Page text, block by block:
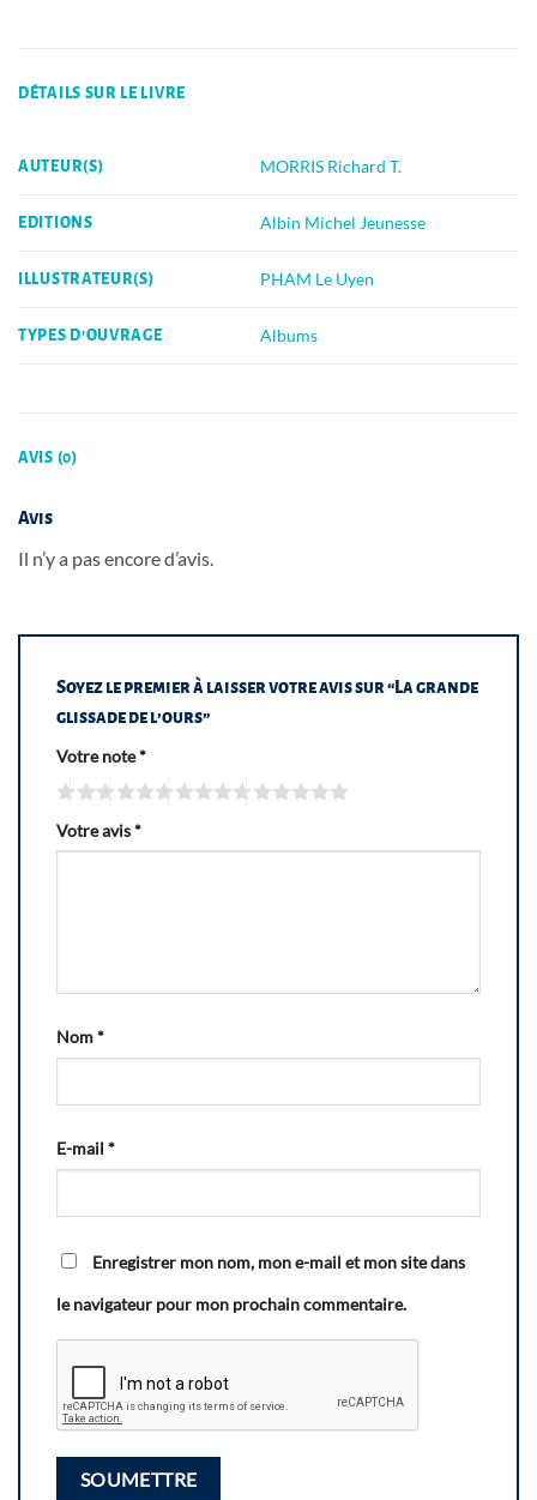
DÉTAILS SUR LE LIVRE
AUTEUR(S) MORRIS Richard T.
EDITIONS Albin Michel Jeunesse
ILLUSTRATEUR(S) PHAM Le Uyen
TYPES D'OUVRAGE Albums
AVIS (0)
Avis
Il n’y a pas encore d’avis.
Soyez le premier à laisser votre avis sur “La grande
glissade de l’ours”
Votre note*
Votre avis*
Nom*
E-mail *
Enregistrer mon nom, mon e-mail et mon site dans
le navigateur pour mon prochain commentaire.